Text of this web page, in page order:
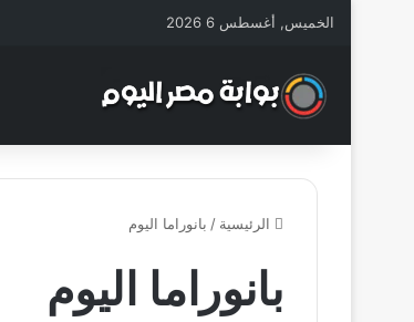
الخميس, أغسطس 6 2026
الرئيسية / بانوراما اليوم
بانوراما اليوم